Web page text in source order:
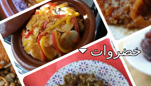
خضروات